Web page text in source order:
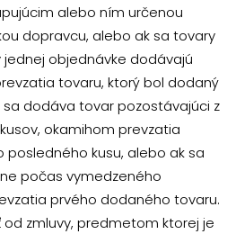
alebo ním určenou
dopravcu, alebo ak sa tovary
objednávke dodávajú
tovaru, ktorý bol dodaný
dodáva tovar pozostávajúci z
okamihom prevzatia
kusu, alebo ak sa
počas vymedzeného
prvého dodaného tovaru.
zmluvy, predmetom ktorej je